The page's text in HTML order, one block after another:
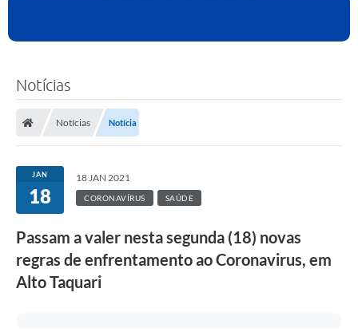
Notícias
Notícias Notícia
JAN
18
18 JAN 2021
CORONAVÍRUS SAÚDE
Passam a valer nesta segunda (18) novas
regras de enfrentamento ao Coronavirus, em
Alto Taquari